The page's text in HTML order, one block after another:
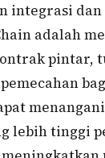
integrasi dan
adalah
pintar,
lebih tinggi